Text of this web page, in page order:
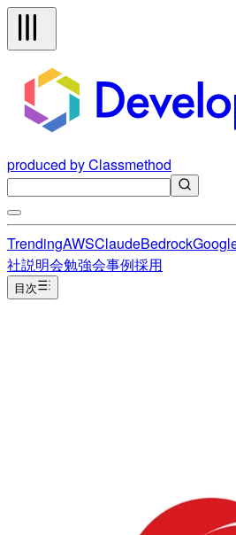
produced by Classmethod
TrendingAWSClaudeBedrock
社説明会勉強会事例採用
目次